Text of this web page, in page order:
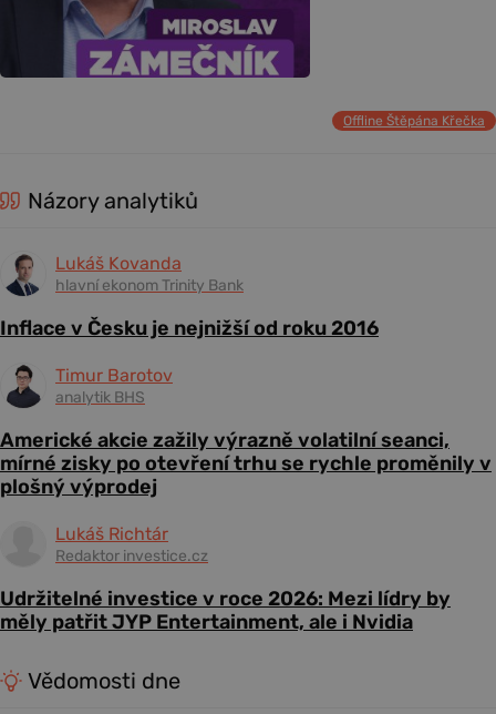
Offline Štěpána Křečka
Názory analytiků
Lukáš Kovanda
hlavní ekonom Trinity Bank
Inflace v Česku je nejnižší od roku 2016
Timur Barotov
analytik BHS
Americké akcie zažily výrazně volatilní seanci,
mírné zisky po otevření trhu se rychle proměnily v
plošný výprodej
Lukáš Richtár
Redaktor investice.cz
Udržitelné investice v roce 2026: Mezi lídry by
měly patřit JYP Entertainment, ale i Nvidia
Vědomosti dne